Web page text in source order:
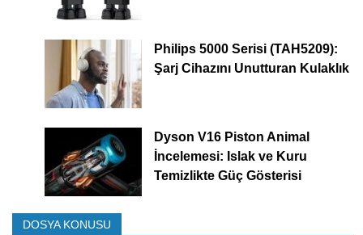
Philips 5000 Serisi (TAH5209):
Şarj Cihazını Unutturan Kulaklık
Dyson V16 Piston Animal
İncelemesi: Islak ve Kuru
Temizlikte Güç Gösterisi
DOSYA KONUSU